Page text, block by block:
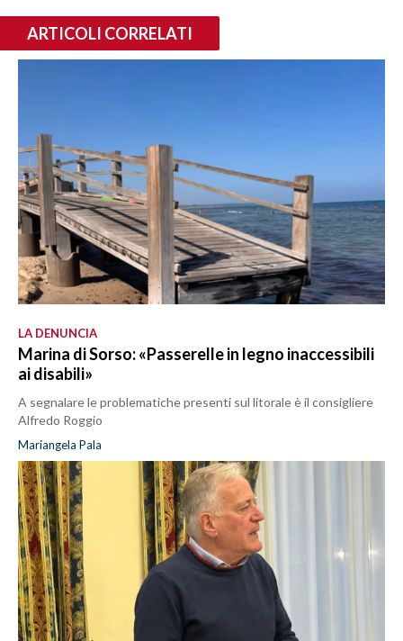
ARTICOLI CORRELATI
LA DENUNCIA
Marina di Sorso: «Passerelle in legno inaccessibili
ai disabili»
A segnalare le problematiche presenti sul litorale è il consigliere
Alfredo Roggio
Mariangela Pala